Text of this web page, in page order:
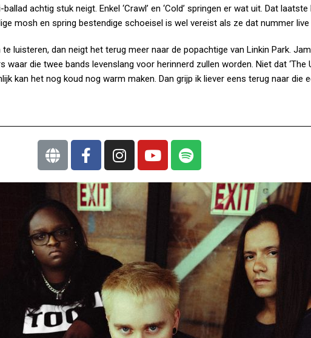
achtig stuk neigt. Enkel ‘Crawl’ en ‘Cold’ springen er wat uit. Dat
mosh en spring bestendige schoeisel is wel vereist als ze dat nummer live
luisteren, dan neigt het terug meer naar de popachtige van Linkin Park.
die twee bands levenslang voor herinnerd zullen worden. Niet dat ‘The
kan het nog koud nog warm maken. Dan grijp ik liever eens terug naar die